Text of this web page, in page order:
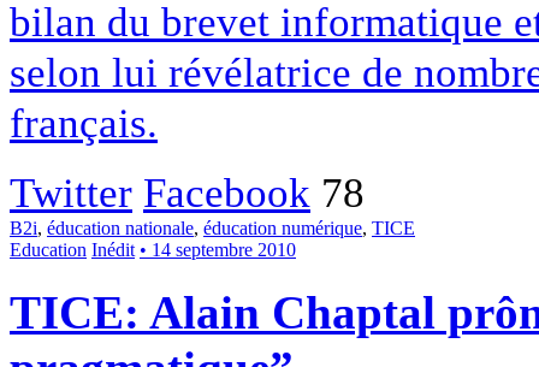
bilan du brevet informatique
selon lui révélatrice de
français.
Twitter Facebook 78
B2i, éducation nationale, éducation numérique, TICE
Education Inédit • 14 septembre 2010
TICE: Alain Chaptal